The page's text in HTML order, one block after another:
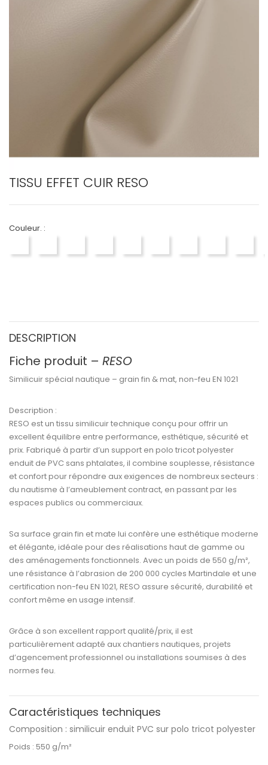
TISSU EFFET CUIR RESO
Couleur. :
DESCRIPTION
Fiche produit – RESO
Similicuir spécial nautique – grain fin & mat, non-feu EN 1021
Description :
RESO est un tissu similicuir technique conçu pour offrir un
excellent équilibre entre performance, esthétique, sécurité et
prix. Fabriqué à partir d’un support en polo tricot polyester
enduit de PVC sans phtalates, il combine souplesse, résistance
et confortpour répondre aux exigences de nombreux secteurs :
du nautisme à l’ameublement contract, en passant par les
espaces publics ou commerciaux.
Sa surface grain fin et mate lui confère une esthétique moderne
et élégante, idéale pour des réalisations haut de gamme ou
des aménagements fonctionnels. Avec un poids de 550 g/m²,
une résistance à l’abrasion de 200 000 cycles Martindale et une
certification non-feu EN 1021, RESO assure sécurité, durabilité et
confort même en usage intensif.
Grâce à son excellent rapport qualité/prix, il est
particulièrement adapté aux chantiers nautiques, projets
d’agencement professionnel ou installations soumises à des
normes feu.
Caractéristiques techniques
Composition : similicuir enduit PVC sur polo tricot polyester
Poids : 550 g/m²